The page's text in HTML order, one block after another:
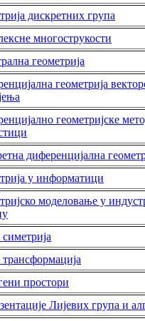
дискретних група
многострукости
геометрија
геометрија
геометријске
диференцијална
у информатици
моделовање у
простори
Лијевих група и